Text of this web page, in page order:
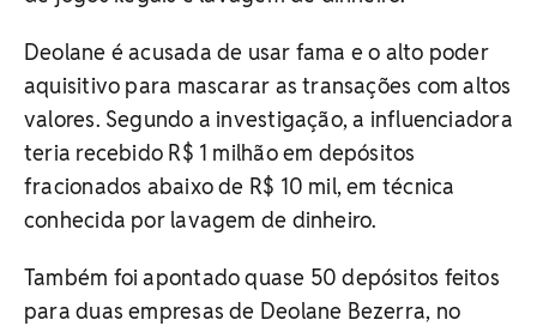
Deolane é acusada de usar fama e o alto poder
aquisitivo para mascarar as transações com altos
valores. Segundo a investigação, a influenciadora
teria recebido R$ 1 milhão em depósitos
fracionados abaixo de R$ 10 mil, em técnica
conhecida por lavagem de dinheiro.
Também foi apontado quase 50 depósitos feitos
para duas empresas de Deolane Bezerra, no